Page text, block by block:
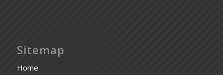
Sitemap
Home